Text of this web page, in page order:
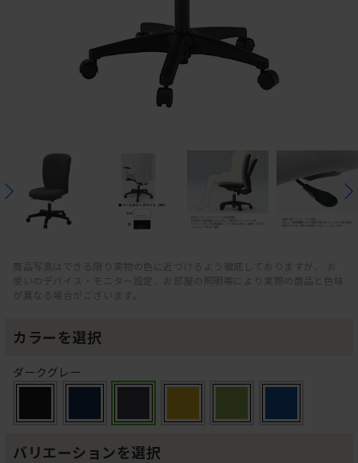
商品写真はできる限り実物の色に近づけるよう徹底しておりますが、 お
使いのデバイス・モニター設定、お部屋の照明等により実際の商品と色味
が異なる場合がございます。
カラーを選択
ダークグレー
バリエーションを選択